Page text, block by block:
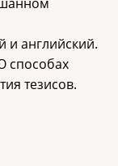
и английский.
способах
тезисов.